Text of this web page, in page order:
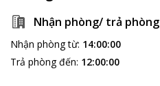
Nhận phòng/ trả phòng
Nhận phòng từ: 14:00:00
Trả phòng đến: 12:00:00